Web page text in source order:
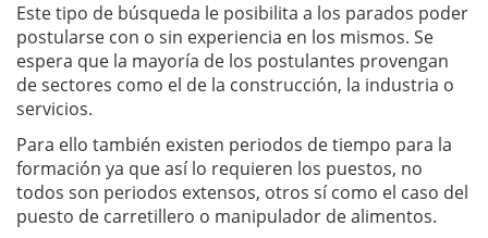
Este tipo de búsqueda le posibilita a los parados poder
postularse con o sin experiencia en los mismos. Se
espera que la mayoría de los postulantes provengan
de sectores como el de la construcción, la industria o
servicios.
Para ello también existen periodos de tiempo para la
formación ya que así lo requieren los puestos, no
todos son periodos extensos, otros sí como el caso del
puesto de carretillero o manipulador de alimentos.